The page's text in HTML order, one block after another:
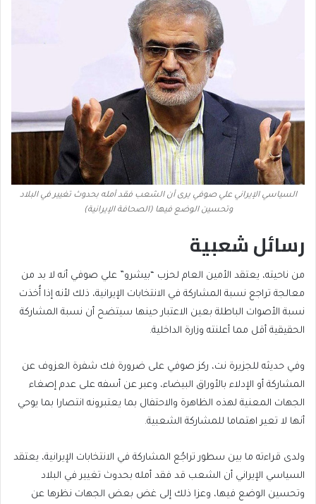
السياسي الإيراني علي صوفي يرى أن الشعب فقد أمله بحدوث تغيير في البلاد
وتحسين الوضع فيها (الصحافة الإيرانية)
رسائل شعبية
من ناحيته، يعتقد الأمين العام لحزب “بيشرو” علي صوفي أنه لا بد من
معالجة تراجع نسبة المشاركة في الانتخابات الإيرانية، ذلك لأنه إذا أُخذت
نسبة الأصوات الباطلة بعين الاعتبار حينها سيتضح أن نسبة المشاركة
الحقيقية أقل مما أعلنته وزارة الداخلية.
وفي حديثه للجزيرة نت، ركز صوفي على ضرورة فك شفرة العزوف عن
المشاركة أو الإدلاء بالأوراق البيضاء، وعبر عن أسفه على عدم إصغاء
الجهات المعنية لهذه الظاهرة والاحتفال بما يعتبرونه انتصارا بما يوحي
أنها لا تعير اهتماما للمشاركة الشعبية.
ولدى قراءته ما بين سطور تراجُع المشاركة في الانتخابات الإيرانية، يعتقد
السياسي الإيراني أن الشعب قد فقد أمله بحدوث تغيير في البلاد
وتحسين الوضع فيها، وعزا ذلك إلى غض بعض الجهات نظرها عن